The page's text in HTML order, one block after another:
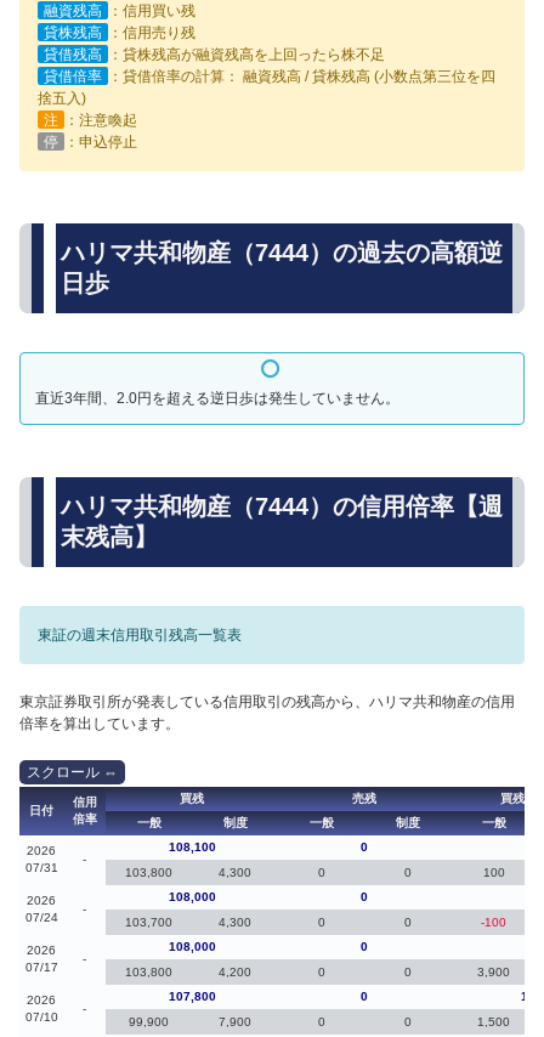
融資残高
：信用買い残
貸株残高
：信用売り残
貸借残高
：貸株残高が融資残高を上回ったら株不足
貸借倍率
：貸借倍率の計算： 融資残高 / 貸株残高 (小数点第三位を四
捨五入)
注
：注意喚起
停
：申込停止
ハリマ共和物産（7444）の過去の高額逆
日歩
直近3年間、2.0円を超える逆日歩は発生していません。
ハリマ共和物産（7444）の信用倍率【週
末残高】
東証の週末信用取引残高一覧表
東京証券取引所が発表している信用取引の残高から、ハリマ共和物産の信用
倍率を算出しています。
日付
信用
倍率
買残 売残
買残（
一般
制度 一般 制度 一般
2026
07/31
-
108,100 0
103,800
4,300 0 0 100
2026
07/24
-
108,000 0
103,700
4,300 0 0 -100
2026
07/17
-
108,000 0
103,800
4,200 0 0 3,900
2026
07/10
-
107,800 0
99,900
7,900 0 0 1,500